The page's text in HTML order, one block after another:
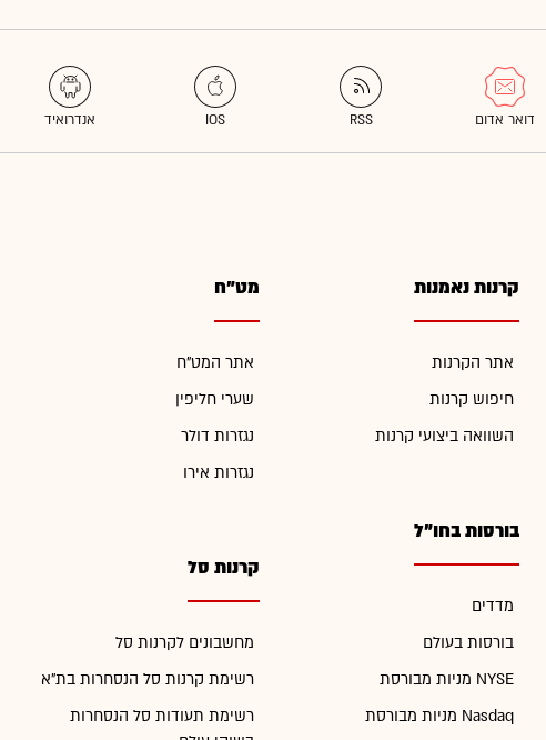
קרנות נאמנות
אתר הקרנות
חיפוש קרנות
השוואה ביצועי קרנות
בורסות בחו"ל
מדדים
בורסות בעולם
מניות מבורסת NYSE
מניות מבורסת Nasdaq
מט"ח
אתר המט"ח
שערי חליפין
נגזרות דולר
נגזרות אירו
קרנות סל
מחשבונים לקרנות סל
רשימת קרנות סל הנסחרות בת"א
רשימת תעודות סל הנסחרות